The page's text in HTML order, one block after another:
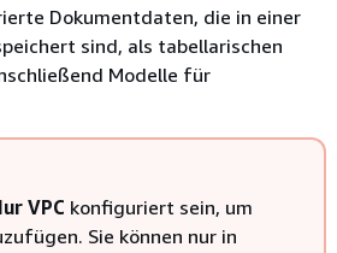
Dokumentdaten, die in einer
sind, als tabellarischen
Modelle für
VPC konfiguriert sein, um
Sie können nur in